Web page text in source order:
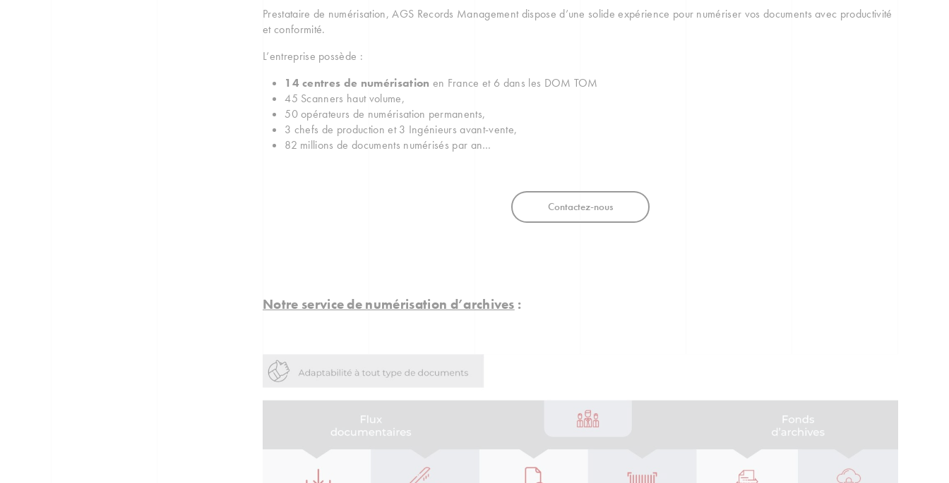
Prestataire de numérisation, AGS Records Management dispose d’une solide expérience pour numériser vos documents avec productivité
et conformité.
L’entreprise possède :
14 centres de numérisation en France et 6 dans les DOM TOM
45 Scanners haut volume,
50 opérateurs de numérisation permanents,
3 chefs de production et 3 Ingénieurs avant-vente,
82 millions de documents numérisés par an…
Contactez-nous
Notre service de numérisation d’archives :